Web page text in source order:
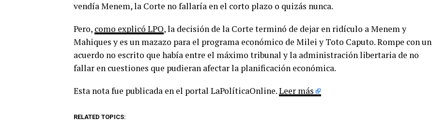
vendía Menem, la Corte no fallaría en el corto plazo o quizás nunca.
Pero, como explicó LPO, la decisión de la Corte terminó de dejar en ridículo a Menem y
Mahiques y es un mazazo para el programa económico de Milei y Toto Caputo. Rompe con un
acuerdo no escrito que había entre el máximo tribunal y la administración libertaria de no
fallar en cuestiones que pudieran afectar la planificación económica.
Esta nota fue publicada en el portal LaPolíticaOnline.Leer más
RELATED TOPICS: